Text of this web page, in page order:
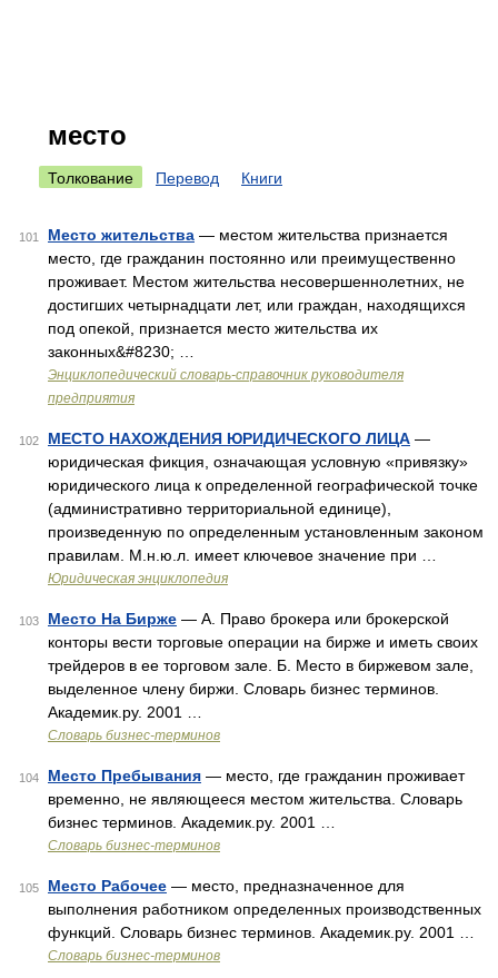
место
Толкование Перевод Книги
101 Место жительства — местом жительства признается
место, где гражданин постоянно или преимущественно
проживает. Местом жительства несовершеннолетних, не
достигших четырнадцати лет, или граждан, находящихся
под опекой, признается место жительства их
законных&#8230; …
Энциклопедический словарь-справочник руководителя
предприятия
102 МЕСТО НАХОЖДЕНИЯ ЮРИДИЧЕСКОГО ЛИЦА —
юридическая фикция, означающая условную «привязку»
юридического лица к определенной географической точке
(административно территориальной единице),
произведенную по определенным установленным законом
правилам. М.н.ю.л. имеет ключевое значение при …
Юридическая энциклопедия
103 Место На Бирже — А. Право брокера или брокерской
конторы вести торговые операции на бирже и иметь своих
трейдеров в ее торговом зале. Б. Место в биржевом зале,
выделенное члену биржи. Словарь бизнес терминов.
Академик.ру. 2001 …
Словарь бизнес-терминов
104 Место Пребывания — место, где гражданин проживает
временно, не являющееся местом жительства. Словарь
бизнес терминов. Академик.ру. 2001 …
Словарь бизнес-терминов
105 Место Рабочее — место, предназначенное для
выполнения работником определенных производственных
функций. Словарь бизнес терминов. Академик.ру. 2001 …
Словарь бизнес-терминов